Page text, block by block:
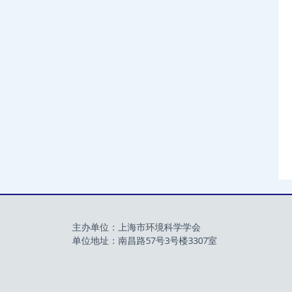
主办单位：上海市环境科学学会
单位地址：南昌路57号3号楼3307室